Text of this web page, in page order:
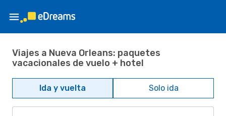
Viajes a Nueva Orleans: paquetes
vacacionales de vuelo + hotel
Ida y vuelta Solo ida